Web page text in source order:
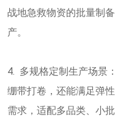
战地急救物资的批量制
产。
4. 多规格定制生产场景
绷带打卷，还能满足弹
需求，适配多品类、小